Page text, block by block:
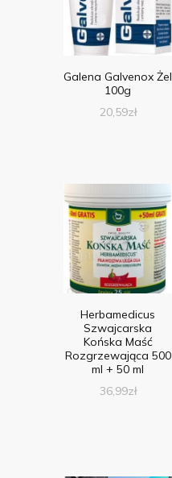
Galena Galvenox Żel
100g
20,59zł
Herbamedicus
Szwajcarska
Końska Maść
Rozgrzewająca 500
ml + 50 ml
36,99zł